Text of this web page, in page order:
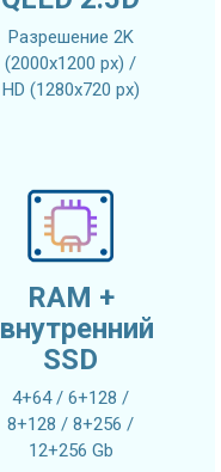
Разрешение 2K
(2000x1200 px) /
HD (1280x720 px)
RAM +
внутренний
SSD
4+64 / 6+128 /
8+128 / 8+256 /
12+256 Gb